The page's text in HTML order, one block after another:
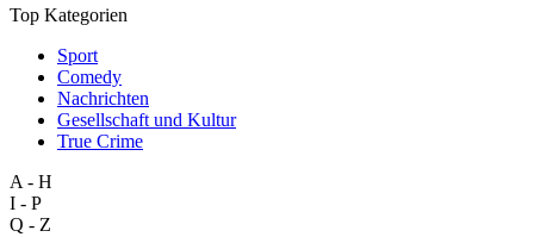
Top Kategorien
Sport
Comedy
Nachrichten
Gesellschaft und Kultur
True Crime
A - H
I - P
Q - Z